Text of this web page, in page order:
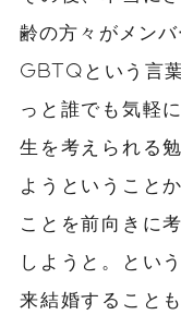
齢の方々がメン
GBTQという言
っと誰でも気軽
生を考えられる
ようということ
ことを前向きに
しようと。とい
来結婚すること